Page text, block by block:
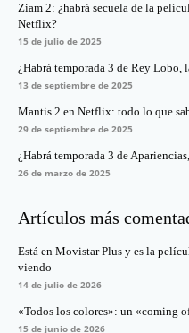
Ziam 2: ¿habrá secuela de la
Netflix?
15 de julio de 2025
¿Habrá temporada 3 de Rey
13 de septiembre de 2025
Mantis 2 en Netflix: todo lo que
29 de septiembre de 2025
¿Habrá temporada 3 de
26 de marzo de 2025
Artículos más
Está en Movistar Plus y es la
viendo
14 de julio de 2026
«Todos los colores»: un «coming
15 de junio de 2026